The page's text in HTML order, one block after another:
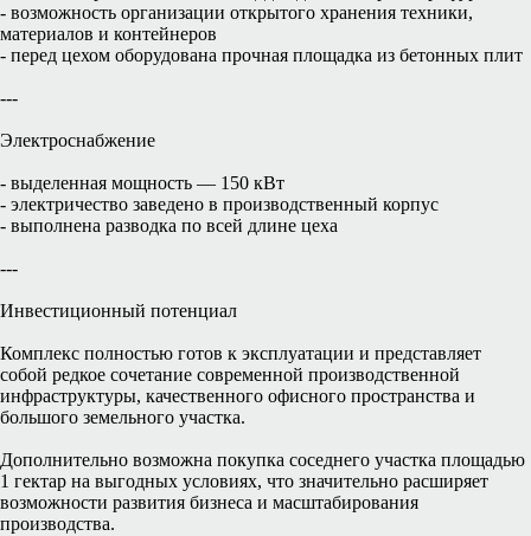
- возможность организации открытого хранения техники,
материалов и контейнеров
- перед цехом оборудована прочная площадка из бетонных плит
---
Электроснабжение
- выделенная мощность — 150 кВт
- электричество заведено в производственный корпус
- выполнена разводка по всей длине цеха
---
Инвестиционный потенциал
Комплекс полностью готов к эксплуатации и представляет
собой редкое сочетание современной производственной
инфраструктуры, качественного офисного пространства и
большого земельного участка.
Дополнительно возможна покупка соседнего участка площадью
1 гектар на выгодных условиях, что значительно расширяет
возможности развития бизнеса и масштабирования
производства.